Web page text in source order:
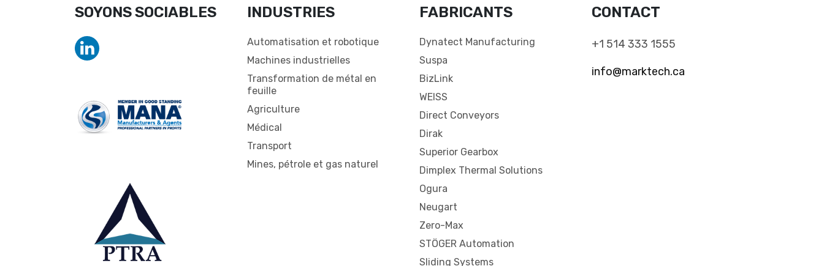
SOYONS SOCIABLES INDUSTRIES
Automatisation et robotique
Machines industrielles
Transformation de métal en
feuille
Agriculture
Médical
Transport
Mines, pétrole et gas naturel
FABRICANTS
Dynatect Manufacturing
Suspa
BizLink
WEISS
Direct Conveyors
Dirak
Superior Gearbox
Dimplex Thermal Solutions
Ogura
Neugart
Zero-Max
STÖGER Automation
Sliding Systems
CONTACT
+1 514 333 1555
info@marktech.ca